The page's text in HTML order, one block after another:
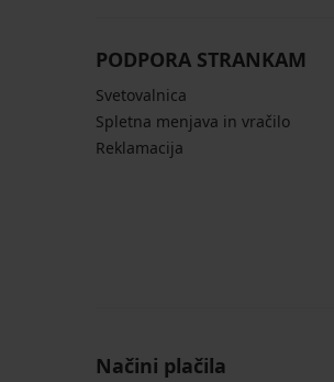
PODPORA STRANKAM
Svetovalnica
Spletna menjava in vračilo
Reklamacija
Načini plačila